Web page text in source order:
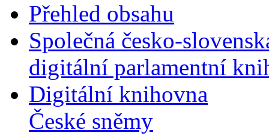
Přehled obsahu
Společná česko-
digitální parlamentní
Digitální knihovna
České sněmy